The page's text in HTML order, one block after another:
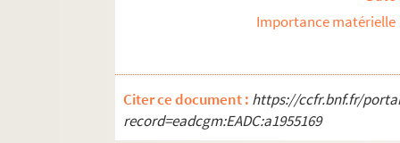
REC J 3.30 122. Dépliant de
REC J 3.30 125. Plan
REC J 3.30 126-154. Promotion
Importance matérielle
Citer ce document : https://ccfr.bnf.fr/
record=eadcgm:EADC:a1955169